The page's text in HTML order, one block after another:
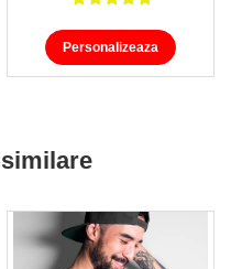
Personalizeaza